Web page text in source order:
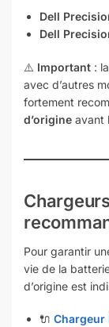
Dell
Dell
⚠️ Important :
avec d’autres
fortement
d’origine avant
Pour garantir
vie de la
d’origine est
🔌 Chargeur